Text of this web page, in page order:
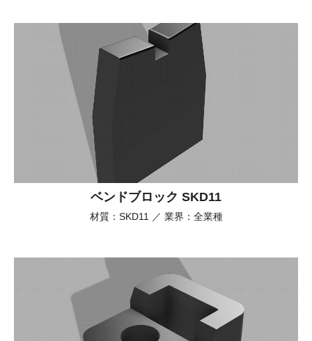
ベンドブロック SKD11
材質：SKD11 ／ 業界：全業種